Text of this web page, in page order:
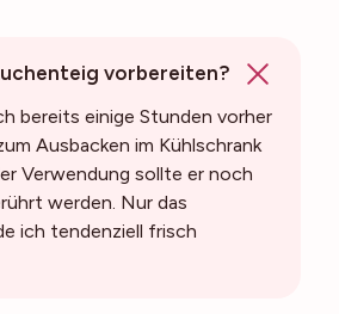
vorbereiten?
bereits einige Stunden vorher
Ausbacken im Kühlschrank
Verwendung sollte er noch
werden. Nur das
ich tendenziell frisch